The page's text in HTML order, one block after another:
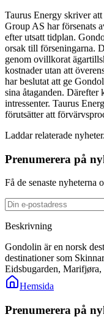
Taurus Energy skriver
Group AS har försenats
efter utsatt tidplan.
orsak till förseningarna.
genom ovillkorat
kostnader utan att
har beslutat att ge
sina åtaganden. Därefter
intressenter. Taurus
förutsätter att
Laddar relaterade
Prenumerera på
Få de senaste
Beskrivning
Gondolin är en norsk
destinationer som
Eidsbugarden,
Hemsida
Prenumerera på